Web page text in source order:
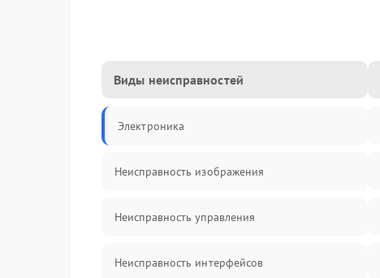
Виды неисправностей
Электроника
Неисправность изображения
Неисправность управления
Неисправность интерфейсов